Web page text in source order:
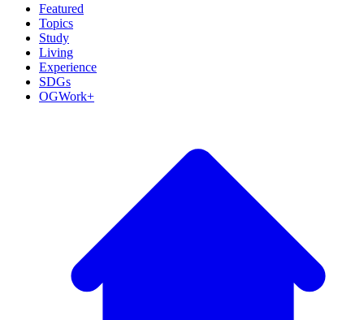
Featured
Topics
Study
Living
Experience
SDGs
OGWork+